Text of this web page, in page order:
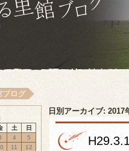
ブログ
日別アーカイブ: 2017
土 日
4
5
11
12